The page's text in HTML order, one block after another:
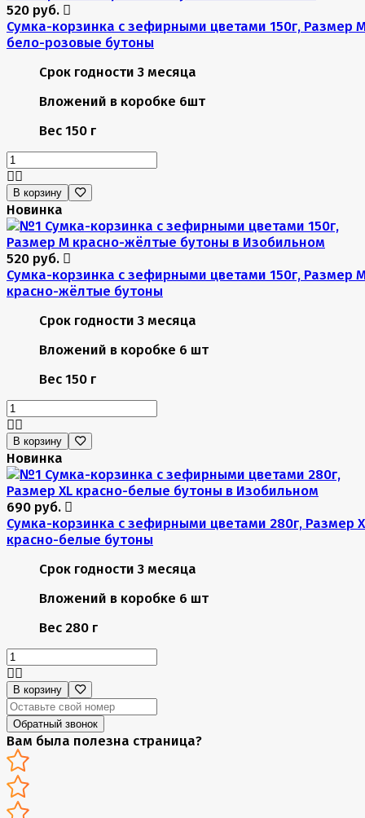
520 руб.
Сумка-корзинка с зефирными цветами 150г, Размер
бело-розовые бутоны
Срок годности 3 месяца
Вложений в коробке 6шт
Вес 150 г
В корзину
Новинка
520 руб.
Сумка-корзинка с зефирными цветами 150г, Размер
красно-жёлтые бутоны
Срок годности 3 месяца
Вложений в коробке 6 шт
Вес 150 г
В корзину
Новинка
690 руб.
Сумка-корзинка с зефирными цветами 280г, Размер
красно-белые бутоны
Срок годности 3 месяца
Вложений в коробке 6 шт
Вес 280 г
В корзину
Обратный звонок
Вам была полезна страница?